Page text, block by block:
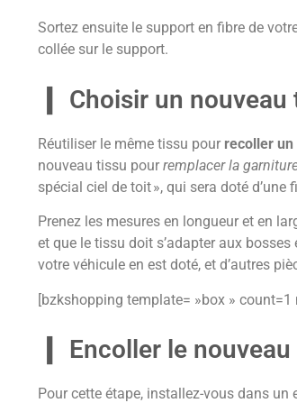
Sortez ensuite le support en fibre de
collée sur le support.
Choisir un nouveau
Réutiliser le même tissu pour recoller
nouveau tissu pour remplacer la
spécial ciel de toit », qui sera doté d’une
Prenez les mesures en longueur et en
et que le tissu doit s’adapter aux
votre véhicule en est doté, et d’autres
[bzkshopping template= »box »
Encoller le
Pour cette étape, installez-vous dans